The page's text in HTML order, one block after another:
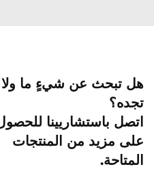
هل تبحث عن شيءٍ ما ولا
تجده؟
اتصل باستشاريينا
على مزيد من المنتجات
المتاحة.